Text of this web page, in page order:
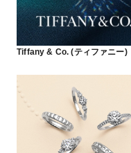
Tiffany & Co. (ティファニー)